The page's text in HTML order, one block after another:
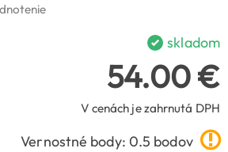
skladom
54.00 €
V cenách je zahrnutá DPH
Vernostné body: 0.5 bodov